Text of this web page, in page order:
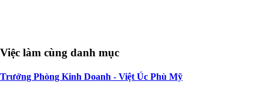
Việc làm cùng danh mục
Trưởng Phòng Kinh Doanh - Việt Úc Phù Mỹ